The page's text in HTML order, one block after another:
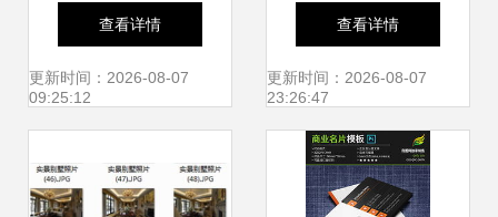
小册子商业模板的
设计与考量
查看详情
更新时间：2026-08-07
09:25:12
忧 精品平面设计图
的获取与运用
查看详情
更新时间：2026-08-07
23:26:47